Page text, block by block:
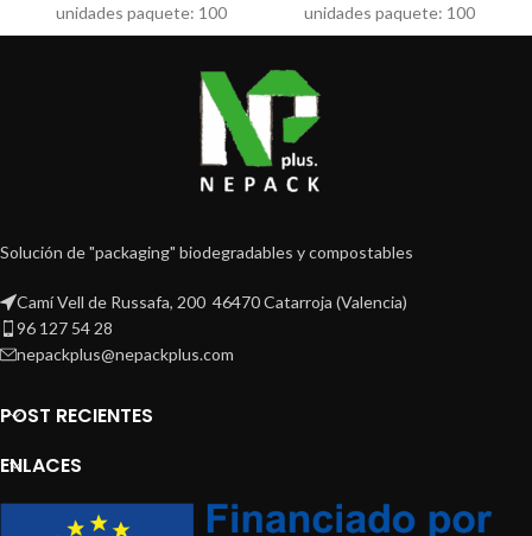
unidades paquete: 100 unidades paquete: 100
Solución de "packaging" biodegradables y compostables
Camí Vell de Russafa, 200 46470 Catarroja (Valencia)
96 127 54 28
nepackplus@nepackplus.com
POST RECIENTES
ENLACES